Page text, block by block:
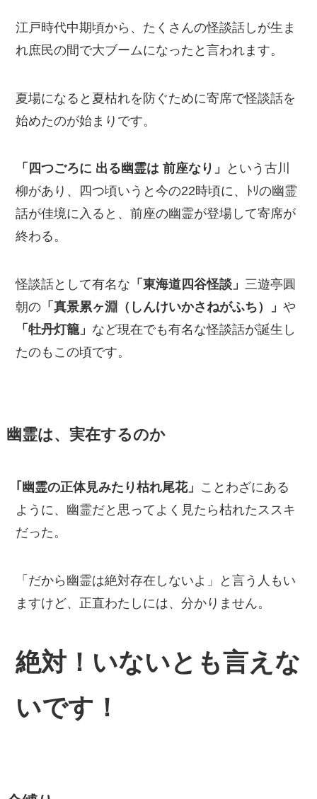
江戸時代中期頃から、たくさんの怪談話しが生ま
れ庶民の間で大ブームになったと言われます。
夏場になると夏枯れを防ぐために寄席で怪談話を
始めたのが始まりです。
「四つごろに 出る幽霊は 前座なり」
という古川
柳があり、四つ頃いうと今の22時頃に、ﾄﾘの幽霊
話が佳境に入ると、前座の幽霊が登場して寄席が
終わる。
怪談話として有名な 「東海道四谷怪談」三遊亭圓
朝の 「真景累ヶ淵（しんけいかさねがふち）」や
「牡丹灯籠」 など現在でも有名な怪談話が誕生し
たのもこの頃です。
幽霊は、実在するのか
｢幽霊の正体見みたり枯れ尾花」 ことわざにある
ように、幽霊だと思ってよく見たら枯れたススキ
だった。
「だから幽霊は絶対存在しないよ」と言う人もい
ますけど、正直わたしには、分かりません。
絶対！いないとも言えな
いです！